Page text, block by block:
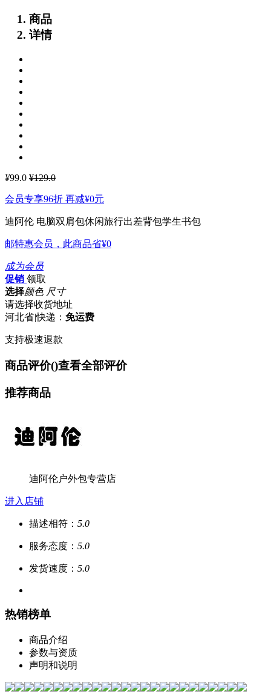
商品
详情
¥99.0 ¥129.0
会员专享96折 再减¥0元
迪阿伦 电脑双肩包休闲旅行出差背包学生书包
邮特惠会员，此商品省¥0
成为会员
促销 领取
选择颜色 尺寸
请选择收货地址
河北省|快递： 免运费
支持极速退款
商品评价()查看全部评价
推荐商品
迪阿伦户外包专营店
进入店铺
描述相符： 5.0
服务态度： 5.0
发货速度： 5.0
热销榜单
商品介绍
参数与资质
声明和说明